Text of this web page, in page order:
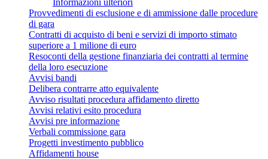
Provvedimenti di esclusione e di ammissione dalle procedure
di gara
Contratti di acquisto di beni e servizi di importo stimato
superiore a 1 milione di euro
Resoconti della gestione finanziaria dei contratti al termine
della loro esecuzione
Avvisi bandi
Delibera contrarre atto equivalente
Avviso risultati procedura affidamento diretto
Avvisi relativi esito procedura
Avvisi pre informazione
Verbali commissione gara
Progetti investimento pubblico
Affidamenti house